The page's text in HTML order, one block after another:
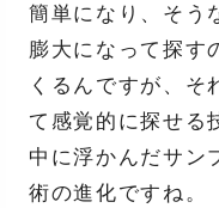
簡単になり、そう
膨大になって探す
くるんですが、そ
て感覚的に探せる
中に浮かんだサン
術の進化ですね。